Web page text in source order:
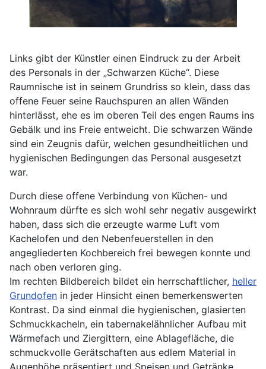
Links gibt der Künstler einen Eindruck zu der Arbeit
des Personals in der „Schwarzen Küche“. Diese
Raumnische ist in seinem Grundriss so klein, dass das
offene Feuer seine Rauchspuren an allen Wänden
hinterlässt, ehe es im oberen Teil des engen Raums ins
Gebälk und ins Freie entweicht. Die schwarzen Wände
sind ein Zeugnis dafür, welchen gesundheitlichen und
hygienischen Bedingungen das Personal ausgesetzt
war.
Durch diese offene Verbindung von Küchen- und
Wohnraum dürfte es sich wohl sehr negativ ausgewirkt
haben, dass sich die erzeugte warme Luft vom
Kachelofen und den Nebenfeuerstellen in den
angegliederten Kochbereich frei bewegen konnte und
nach oben verloren ging.
Im rechten Bildbereich bildet ein herrschaftlicher, heller
Grundofen in jeder Hinsicht einen bemerkenswerten
Kontrast. Da sind einmal die hygienischen, glasierten
Schmuckkacheln, ein tabernakelähnlicher Aufbau mit
Wärmefach und Ziergittern, eine Ablagefläche, die
schmuckvolle Gerätschaften aus edlem Material in
Augenhöhe präsentiert und Speisen und Getränke